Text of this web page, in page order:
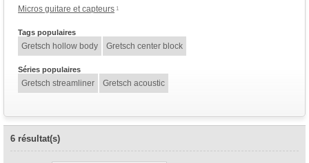
Micros guitare et capteurs 1
Tags populaires
Gretsch hollow body Gretsch center block
Séries populaires
Gretsch streamliner Gretsch acoustic
6 résultat(s)